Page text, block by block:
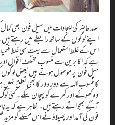
عہد حاضر کی ایجادات میں سیل فون بھی
اپنے لوگوں کے ساتھ رابطے میں رہتے
اس کے غلط استعمال سے بہت سی غلط فہمیاں
ہے کہ اکابرین سے منسوب مختلف اقوال
سیل فون پر موصول ہوتے ہیں بعض
کا منسوب الہہ سے دور دور کا بھی تعلق نہیں
وہ کھوٹے اور کھرے کو پہچان سکے۔ کئی
آگے بھجواتے رہتے ہیں۔ ظاہر ہے کہ یہ
فون کی آمد اور پھیلاؤ نے اس مسئلے کو مزید